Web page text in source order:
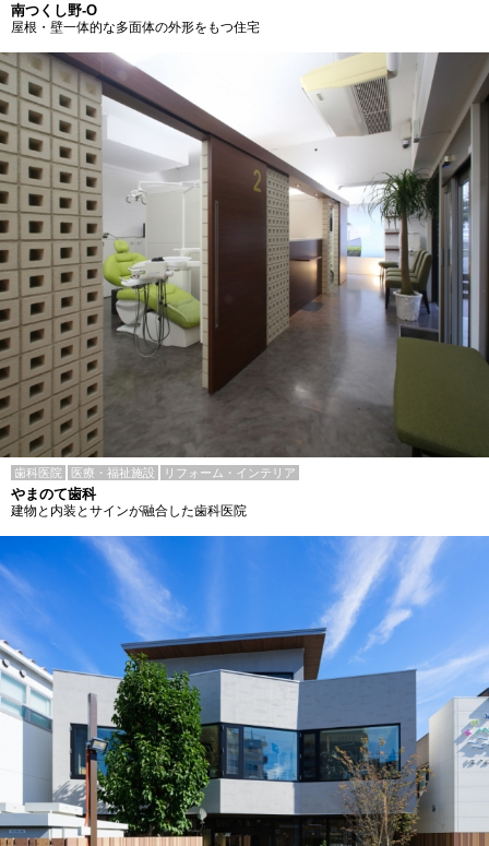
南つくし野-O
屋根・壁一体的な多面体の外形をもつ住宅
歯科医院 医療・福祉施設 リフォーム・インテリア
やまのて歯科
建物と内装とサインが融合した歯科医院